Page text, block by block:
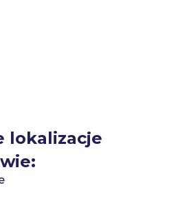
lokalizacje